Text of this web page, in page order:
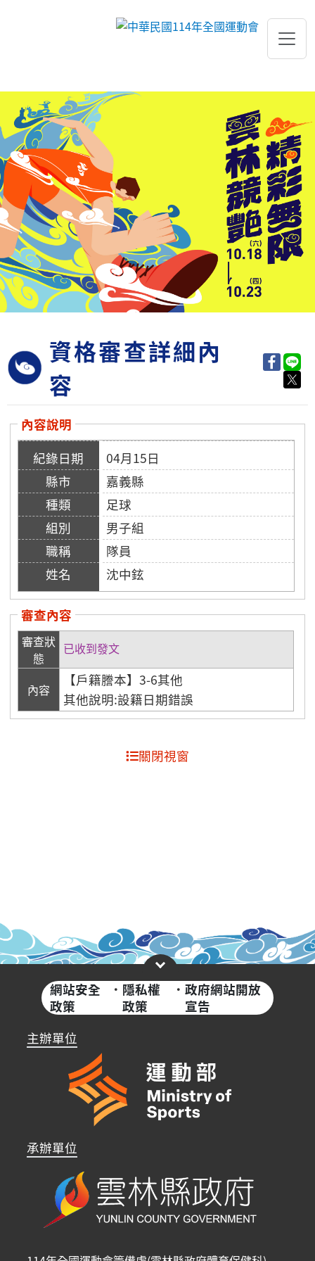
跳到主要內容
資格審查詳細內
容
內容說明
04月15日
嘉義縣
足球
男子組
隊員
沈中鉉
審查內容
審查狀
態
已收到發文
內容
【戶籍謄本】3-6其他
其他說明:設籍日期錯誤
關閉視窗
網站安全
政策
· 隱私權
政策
·政府網站開放
宣告
主辦單位
承辦單位